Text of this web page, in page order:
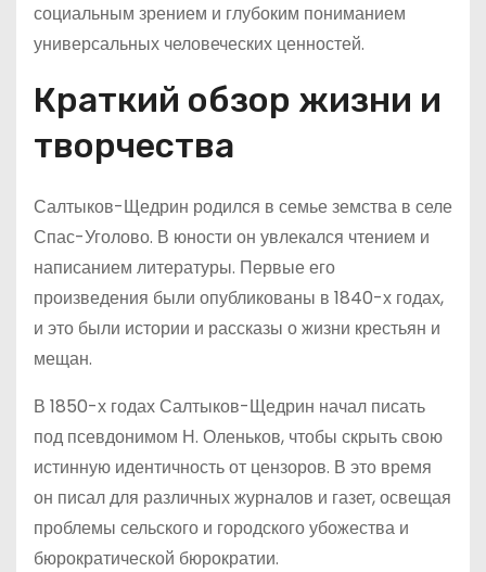
социальным зрением и глубоким пониманием
универсальных человеческих ценностей.
Краткий обзор жизни и
творчества
Салтыков-Щедрин родился в семье земства в селе
Спас-Уголово. В юности он увлекался чтением и
написанием литературы. Первые его
произведения были опубликованы в 1840-х годах,
и это были истории и рассказы о жизни крестьян и
мещан.
В 1850-х годах Салтыков-Щедрин начал писать
под псевдонимом Н. Оленьков, чтобы скрыть свою
истинную идентичность от цензоров. В это время
он писал для различных журналов и газет, освещая
проблемы сельского и городского убожества и
бюрократической бюрократии.